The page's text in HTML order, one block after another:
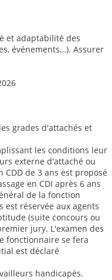
et adaptabilité des
événements…). Assurer
grades d'attachés et
les conditions leur
externe d'attaché ou
de 3 ans est proposé
en CDI après 6 ans
de la fonction
réservée aux agents
(suite concours ou
jury. L'examen des
fonctionnaire se fera
est déclaré
handicapés.